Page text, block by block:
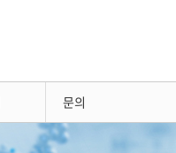
문의